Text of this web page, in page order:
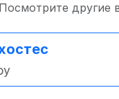
Посмотрите другие